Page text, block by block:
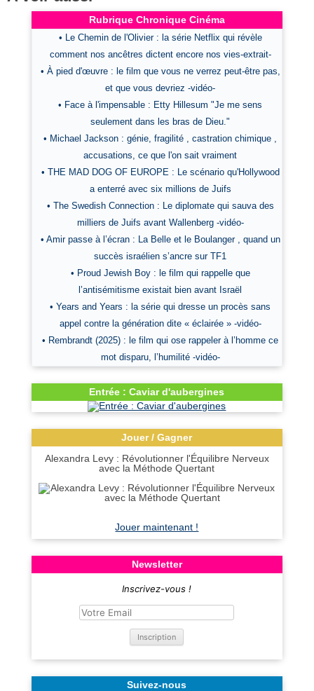
Rubrique Chronique Cinéma
• Le Chemin de l'Olivier : la série Netflix qui révèle
comment nos ancêtres dictent encore nos vies-extrait-
• À pied d'œuvre : le film que vous ne verrez peut-être pas,
et que vous devriez -vidéo-
• Face à l'impensable : Etty Hillesum "Je me sens
seulement dans les bras de Dieu."
• Michael Jackson : génie, fragilité , castration chimique ,
accusations, ce que l'on sait vraiment
• THE MAD DOG OF EUROPE : Le scénario qu'Hollywood
a enterré avec six millions de Juifs
• The Swedish Connection : Le diplomate qui sauva des
milliers de Juifs avant Wallenberg -vidéo-
• Amir passe à l’écran : La Belle et le Boulanger , quand un
succès israélien s’ancre sur TF1
• Proud Jewish Boy : le film qui rappelle que
l’antisémitisme existait bien avant Israël
• Years and Years : la série qui dresse un procès sans
appel contre la génération dite « éclairée » -vidéo-
• Rembrandt (2025) : le film qui ose rappeler à l’homme ce
mot disparu, l’humilité -vidéo-
Entrée : Caviar d'aubergines
Jouer / Gagner
Alexandra Levy : Révolutionner l'Équilibre Nerveux
avec la Méthode Quertant
Jouer maintenant !
Newsletter
Inscrivez-vous !
Suivez-nous